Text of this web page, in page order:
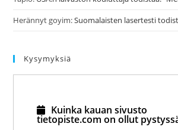
Herännyt goyim:Suomalaisten lasertesti
Kysymyksiä
Kuinka kauan sivusto
tietopiste.com on ollut